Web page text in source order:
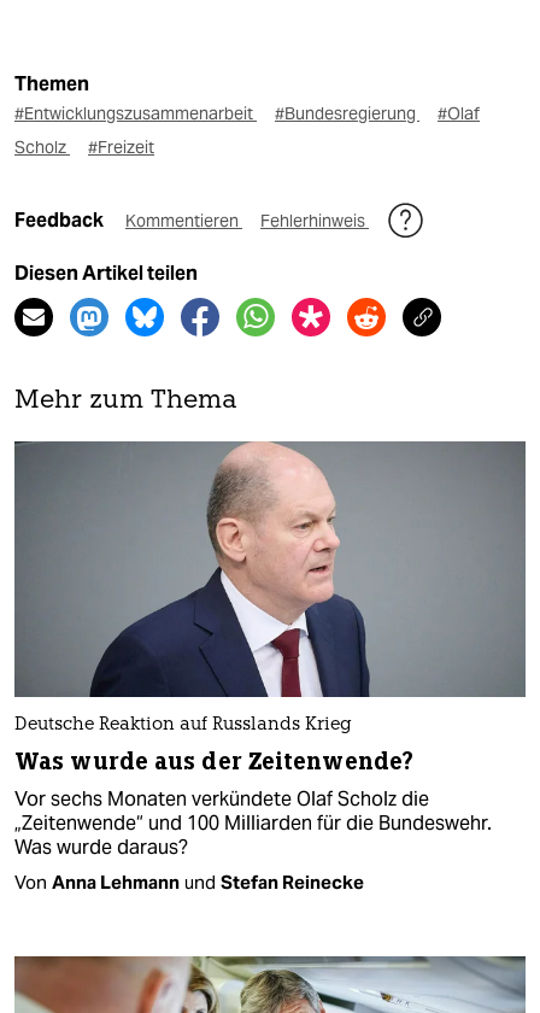
Themen
#Entwicklungszusammenarbeit #Bundesregierung
#Olaf
Scholz
#Freizeit
Feedback Kommentieren Fehlerhinweis
Diesen Artikel teilen
Mehr zum Thema
Deutsche Reaktion auf Russlands Krieg
Was wurde aus der Zeitenwende?
Vor sechs Monaten verkündete Olaf Scholz die
„Zeitenwende“ und 100 Milliarden für die Bundeswehr.
Was wurde daraus?
Von Anna Lehmann und Stefan Reinecke